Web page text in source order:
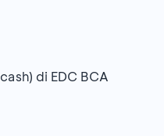
di EDC BCA